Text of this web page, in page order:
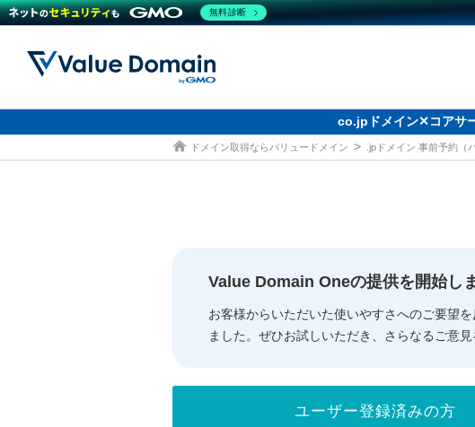
ドメイン ドメイン検索
人気ドメインの種類
レンタルサーバー コアサーバー
セキュリティ Value Domain ネッ
サービス お得意様割引
従来のバリュードメインをご
従来のバリュードメインをご
co.jpドメイン✕コアサ
ドメイン取得ならバリュードメイン .jpドメイン 事前予約（
Value Domain Oneの提供を開始し
お客様からいただいた使いやすさへのご要望
ました。ぜひお試しいただき、さらなるご意見
ユーザー登録済みの方
無料診断